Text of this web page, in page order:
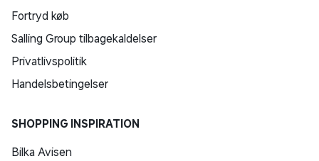
Fortryd køb
Salling Group tilbagekaldelser
Privatlivspolitik
Handelsbetingelser
SHOPPING INSPIRATION
Bilka Avisen